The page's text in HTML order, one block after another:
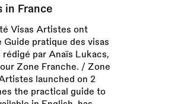
in France
Visas Artistes ont
Guide pratique des visas
par Anaïs Lukacs,
Zone Franche. / Zone
launched on 2
the practical guide to